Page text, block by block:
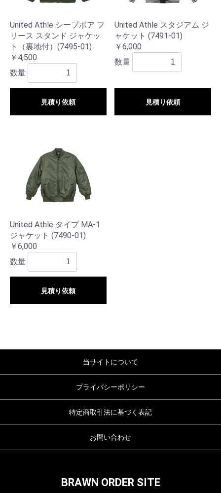
United Athle シープボア フ
リース スタンド ジャケッ
ト（裏地付）(7495-01)
￥4,500
数量
見積り依頼
United Athle スタジアム ジ
ャケット (7491-01)
￥6,000
数量
見積り依頼
United Athle タイプ MA-1
ジャケット (7490-01)
￥6,000
数量
見積り依頼
当サイトについて
プライバシーポリシー
特定商取引法に基づく表記
お問い合わせ
BRAWN ORDER SITE